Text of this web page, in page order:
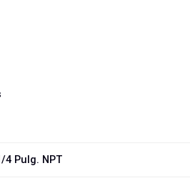
4 Pulg. NPT